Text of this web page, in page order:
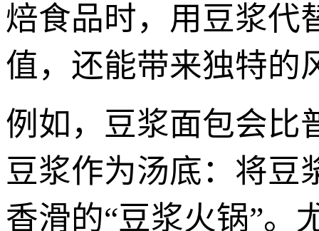
焙食品时，用豆浆代
值，还能带来独特的
例如，豆浆面包会比
豆浆作为汤底：将豆
香滑的“豆浆火锅”。